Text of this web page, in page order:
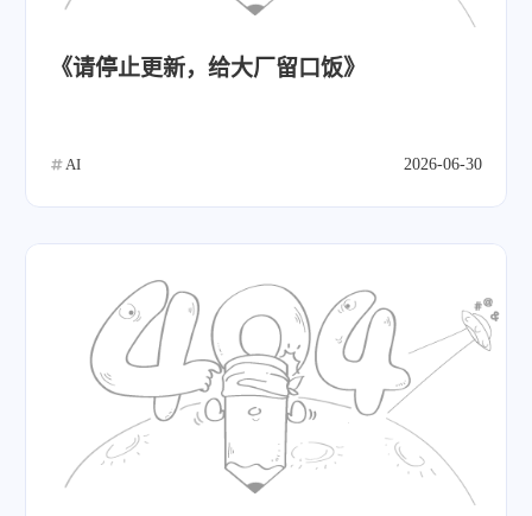
《请停止更新，给大厂留口饭》
AI 2026-06-30